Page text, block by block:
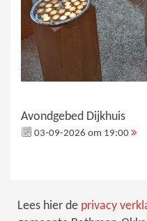
Avondgebed Dijkhuis
03-09-2026 om 19:00
Lees hier de privacy